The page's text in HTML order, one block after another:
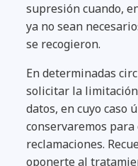
supresión cuando,
ya no sean
se recogieron.
En determinadas
solicitar la
datos, en cuyo caso
conservaremos
reclamaciones.
oponerte al